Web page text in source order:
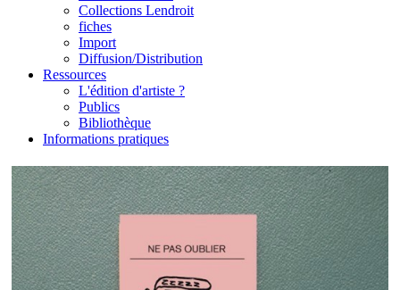
Collections Lendroit
fiches
Import
Diffusion/Distribution
Ressources
L'édition d'artiste ?
Publics
Bibliothèque
Informations pratiques